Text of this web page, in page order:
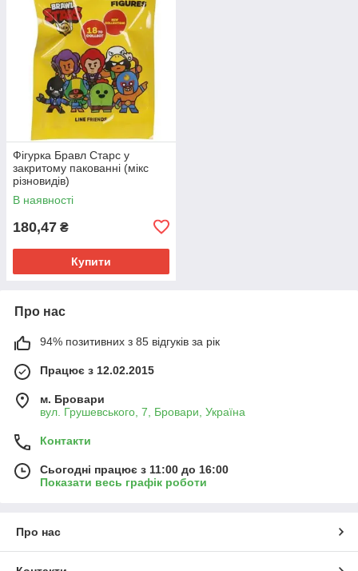
Фігурка Бравл Старс у
закритому пакованні (мікс
різновидів)
В наявності
180,47 ₴
Купити
Про нас
94% позитивних з 85 відгуків за рік
Працює з 12.02.2015
м. Бровари
вул. Грушевського, 7, Бровари, Україна
Контакти
Сьогодні працює з 11:00 до 16:00
Показати весь графік роботи
Про нас